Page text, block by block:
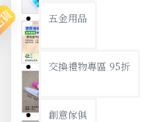
五金用品
交換禮物專區 95折
創意傢俱